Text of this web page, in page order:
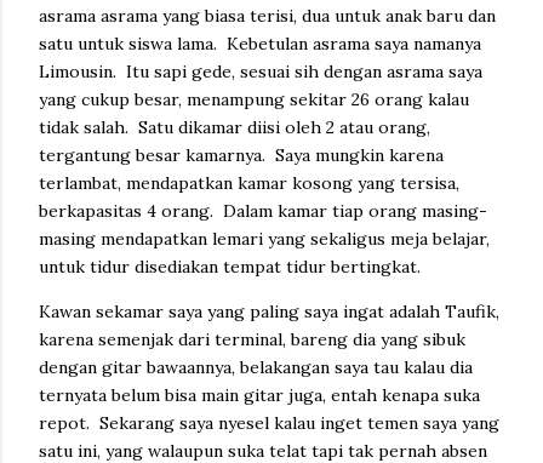
asrama asrama yang biasa terisi, dua untuk anak baru dan
satu untuk siswa lama. Kebetulan asrama saya namanya
Limousin. Itu sapi gede, sesuai sih dengan asrama saya
yang cukup besar, menampung sekitar 26 orang kalau
tidak salah. Satu dikamar diisi oleh 2 atau orang,
tergantung besar kamarnya. Saya mungkin karena
terlambat, mendapatkan kamar kosong yang tersisa,
berkapasitas 4 orang. Dalam kamar tiap orang masing-
masing mendapatkan lemari yang sekaligus meja belajar,
untuk tidur disediakan tempat tidur bertingkat.
Kawan sekamar saya yang paling saya ingat adalah Taufik,
karena semenjak dari terminal, bareng dia yang sibuk
dengan gitar bawaannya, belakangan saya tau kalau dia
ternyata belum bisa main gitar juga, entah kenapa suka
repot. Sekarang saya nyesel kalau inget temen saya yang
satu ini, yang walaupun suka telat tapi tak pernah absen